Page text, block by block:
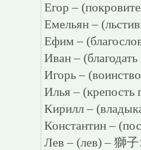
Егор –
Емельян –
Ефим –
Иван –
Игорь –
Илья –
Кирилл –
Константин –
Лев – (лев) – 獅